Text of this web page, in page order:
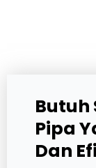
Butuh
Pipa
Dan